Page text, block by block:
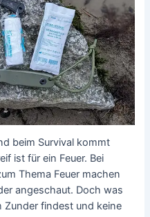
beim Survival kommt
ist für ein Feuer. Bei
Thema Feuer machen
angeschaut. Doch was
Zunder findest und keine